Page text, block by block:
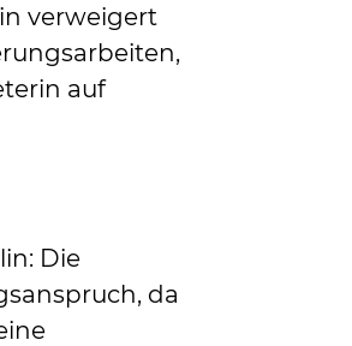
verweigert
auf
Die
da